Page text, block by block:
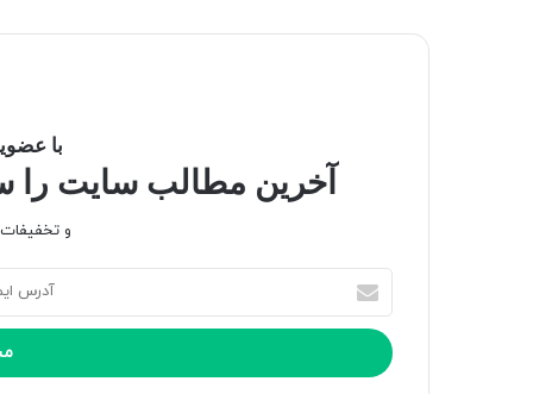
با
آخرین مطالب سایت را
و تخفیفات
س